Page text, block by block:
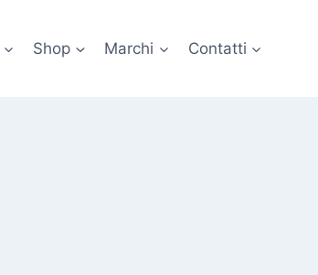
Shop Marchi Contatti